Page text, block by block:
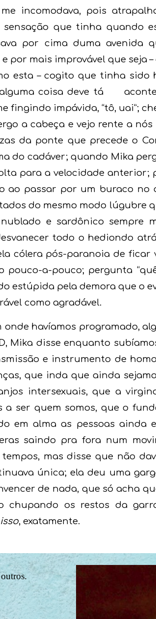
incomodava, pois
que tinha quando
por cima duma avenida
por mais improvável que seja –
esta – cogito que tinha sido
coisa deve tá
fingindo impávida, “tô, uai”;
a cabeça e vejo rente a
da ponte que precede o
do cadáver; quando Mika
para a velocidade anterior;
ao passar por um buraco no
do mesmo modo lúgubre
e sardônico sempre
todo o hediondo
cólera pós-paranoia de ficar
a-pouco; pergunta
estúpida pela demora que o
como agradável.
havíamos programado,
Mika disse enquanto
e instrumento de
que inda que ainda
intersexuais, que a
ser quem somos, que o
em alma as pessoas ainda
saindo pra fora num
mas disse que não
única; ela deu uma
de nada, que só acha
chupando os restos da
isso, exatamente.